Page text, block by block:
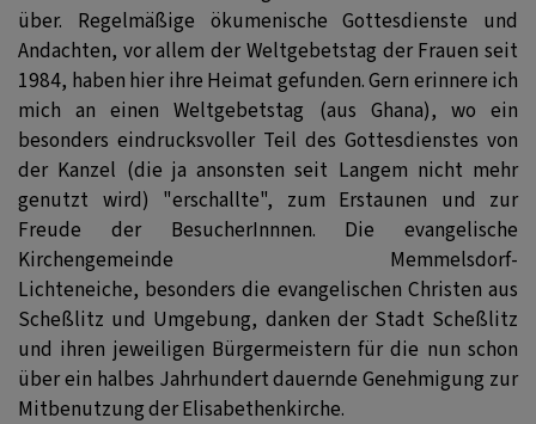
über. Regelmäßige ökumenische Gottesdienste und
Andachten, vor allem der Weltgebetstag der Frauen seit
1984, haben hier ihre Heimat gefunden. Gern erinnere ich
mich an einen Weltgebetstag (aus Ghana), wo ein
besonders eindrucksvoller Teil des Gottesdienstes von
der Kanzel (die ja ansonsten seit Langem nicht mehr
genutzt wird) "erschallte", zum Erstaunen und zur
Freude der BesucherInnnen. Die evangelische
Kirchengemeinde Memmelsdorf-
Lichteneiche, besonders die evangelischen Christen aus
Scheßlitz und Umgebung, danken der Stadt Scheßlitz
und ihren jeweiligen Bürgermeistern für die nun schon
über ein halbes Jahrhundert dauernde Genehmigung zur
Mitbenutzung der Elisabethenkirche.